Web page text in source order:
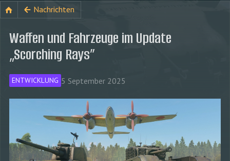
Nachrichten
Waffen und Fahrzeuge im Update
„Scorching Rays”
ENTWICKLUNG 5 September 2025